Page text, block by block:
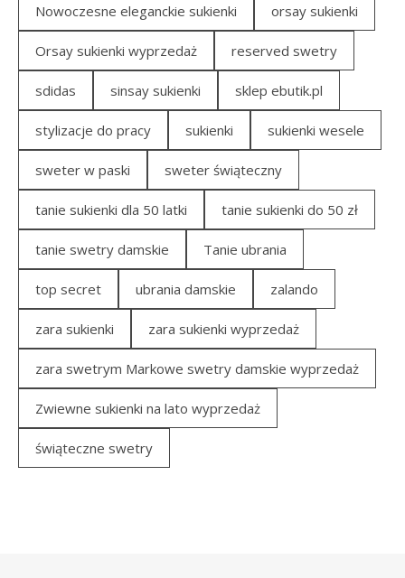
Nowoczesne eleganckie sukienki orsay sukienki
Orsay sukienki wyprzedaż reserved swetry
sdidas sinsay sukienki sklep ebutik.pl
stylizacje do pracy sukienki sukienki wesele
sweter w paski sweter świąteczny
tanie sukienki dla 50 latki tanie sukienki do 50 zł
tanie swetry damskie Tanie ubrania
top secret ubrania damskie zalando
zara sukienki zara sukienki wyprzedaż
zara swetrym Markowe swetry damskie wyprzedaż
Zwiewne sukienki na lato wyprzedaż
świąteczne swetry